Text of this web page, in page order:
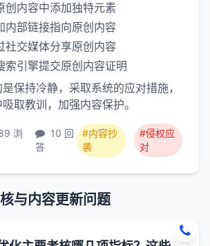
创内容中添加独特元素
内部链接指向原创内容
社交媒体分享原创内容
索引擎提交原创内容证明
保持冷静，采取系统的应对措施，
取教训，加强内容保护。
浏
10 回
答
#内容抄
袭
#侵权应
对
与内容更新问题